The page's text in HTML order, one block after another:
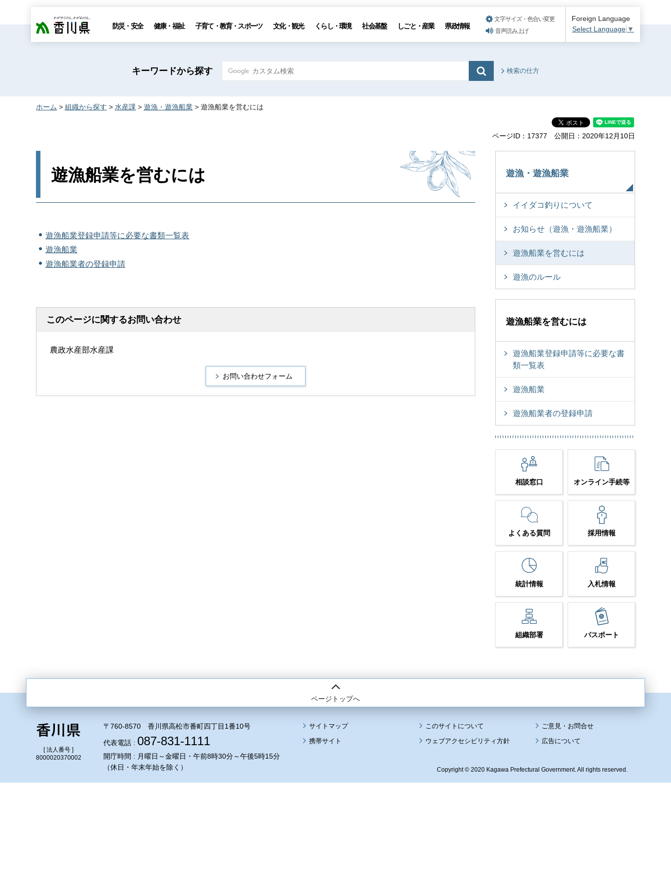
香川県 防災・安全 健康・福祉 子育て・教育・スポーツ 文化・観光 くらし・環境 社会基盤 しごと・産業 県政情報
文字サイズ・色合い変更
音声読み上げ
Foreign Language
Select Language ▼
キーワードから探す 検索の仕方
ホーム > 組織から探す > 水産課 > 遊漁・遊漁船業 > 遊漁船業を営むには
ページID：17377 公開日：2020年12月10日
遊漁船業を営むには
遊漁船業登録申請等に必要な書類一覧表
遊漁船業
遊漁船業者の登録申請
このページに関するお問い合わせ
農政水産部水産課
遊漁・遊漁船業
イイダコ釣りについて
お知らせ（遊漁・遊漁船業）
遊漁船業を営むには
遊漁のルール
遊漁船業を営むには
遊漁船業登録申請等に必要な書
類一覧表
遊漁船業
遊漁船業者の登録申請
相談窓口 オンライン手続等
よくある質問 採用情報
統計情報 入札情報
組織部署 パスポート
ページトップへ
[ 法人番号 ]
8000020370002
〒760-8570 香川県高松市番町四丁目1番10号
代表電話 : 087-831-1111
開庁時間 : 月曜日～金曜日・午前8時30分～午後5時15分
（休日・年末年始を除く）
サイトマップ
このサイトについて
携帯サイト
ウェブアクセシビリティ方針 広告について
Copyright © 2020 Kagawa Prefectural Government. All rights reserved.